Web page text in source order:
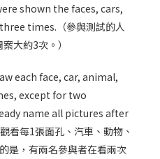
shown the faces, cars,
times.（參與測試的人
大約3次。）
each face, car, animal,
except for two
name all pictures after
看每1張面孔、汽車、動物、
是，有兩名參與者在看兩次